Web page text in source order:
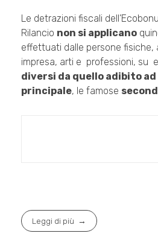
Le detrazioni fiscali
Rilancio non si applicano
effettuati dalle persone fisiche,
impresa, arti e professioni, su
diversi da quello adibito
principale, le famose
Leggi di più